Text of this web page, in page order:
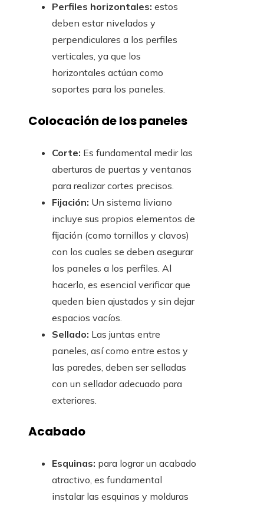
Perfiles horizontales: estos
deben estar nivelados y
perpendiculares a los perfiles
verticales, ya que los
horizontales actúan como
soportes para los paneles.
Colocación de los paneles
Corte: Es fundamental medir las
aberturas de puertas y ventanas
para realizar cortes precisos.
Fijación: Un sistema liviano
incluye sus propios elementos de
fijación (como tornillos y clavos)
con los cuales se deben asegurar
los paneles a los perfiles. Al
hacerlo, es esencial verificar que
queden bien ajustados y sin dejar
espacios vacíos.
Sellado: Las juntas entre
paneles, así como entre estos y
las paredes, deben ser selladas
con un sellador adecuado para
exteriores.
Acabado
Esquinas: para lograr un acabado
atractivo, es fundamental
instalar las esquinas y molduras